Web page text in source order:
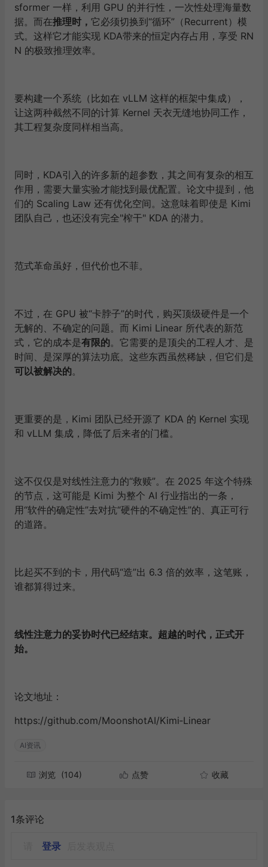
sformer 一样，利用 GPU 的并行性，一次性处理海量数
据。而在推理时， 它必须切换到“循环”（Recurrent）模
式。这样它才能实现 KDA带来的恒定内存占用，享受 RN
N 的极致推理效率。
要构建一个系统（比如在 vLLM 这样的框架中集成），
让这两种截然不同的计算 Kernel 天衣无缝地协同工作，
其工程复杂度同样相当高。
同时，KDA引入的许多新的超参数，其之间有复杂的相互
作用，需要大量实验才能找到最优配置。论文中提到，他
们的 Scaling Law 还有优化空间。这意味着即使是 Kimi
团队自己，也还没有完全"榨干" KDA 的潜力。
范式革命虽好，但代价也不菲。
不过，在 GPU 被“卡脖子”的时代，购买顶级硬件是一个
无解的、不确定的问题。而 Kimi Linear 所代表的新范
式，它的成本是有限的。它需要的是顶尖的工程人才、是
时间、是深厚的算法功底。这些东西虽然稀缺，但它们是
可以被解决的。
更重要的是，Kimi 团队已经开源了 KDA 的 Kernel 实现
和 vLLM 集成，降低了后来者的门槛。
这不仅仅是对线性注意力的“救赎”。在 2025 年这个特殊
的节点，这可能是 Kimi 为整个 AI 行业指出的一条，
用“软件的确定性”去对抗“硬件的不确定性”的、真正可行
的道路。
比起买不到的卡，用代码“造”出 6.3 倍的效率，这笔账，
谁都算得过来。
线性注意力的妥协时代已经结束。超越的时代，正式开
始。
论文地址：
https://github.com/MoonshotAI/Kimi‑Linear
AI资讯
浏览 (104) 点赞 收藏
1条评论
登录